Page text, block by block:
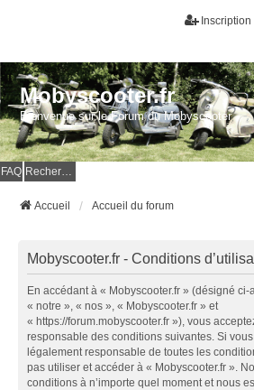
Inscription
Mobyscooter.fr
Bienvenue sur le Forum du Mobyscooter
FAQ Rechercher
Accueil Accueil du forum
Mobyscooter.fr - Conditions
En accédant à « Mobyscooter.fr » (désigné
« notre », « nos », « Mobyscooter.fr » et
« https://forum.mobyscooter.fr »), vous
responsable des conditions suivantes. Si vous
légalement responsable de toutes les
pas utiliser et accéder à « Mobyscooter.fr ».
conditions à n’importe quel moment et nous